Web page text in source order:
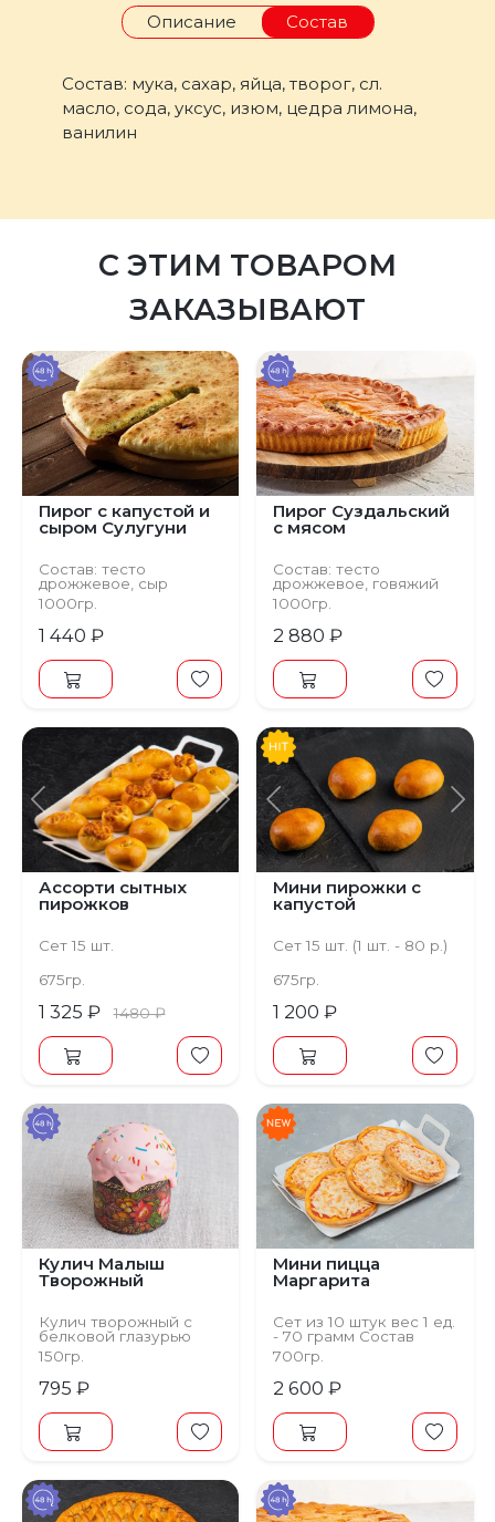
Описание Состав
Состав: мука, сахар, яйца, творог, сл.
масло, сода, уксус, изюм, цедра лимона,
ванилин
С ЭТИМ ТОВАРОМ
ЗАКАЗЫВАЮТ
Пирог с капустой и
сыром Сулугуни
Состав: тесто
дрожжевое, сыр
Сулугуни, капуста,
масло сливочное
1000гр.
1 440 ₽
Пирог Суздальский
с мясом
Состав: тесто
дрожжевое, говяжий
фарш
1000гр.
2 880 ₽
Предыдущий Следующий
Ассорти сытных
пирожков
Сет 15 шт.
675гр.
1 325 ₽ 1480 ₽
Предыдущий
Мини пирожки с
капустой
Сет 15 шт. (1 шт. - 80 р.)
675гр.
1 200 ₽
Кулич Малыш
Творожный
Кулич творожный с
белковой глазурью
(Бездрожжевой,
творог 9%,
сливочное масло).
150гр.
795 ₽
Мини пицца
Маргарита
Сет из 10 штук вес 1 ед.
- 70 грамм Состав
Тесто дрожжевое,
помидоры, сыр,
томатный соус
700гр.
2 600 ₽